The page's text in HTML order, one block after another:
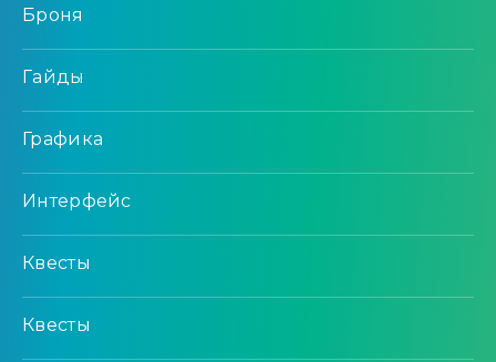
Броня
Гайды
Графика
Интерфейс
Квесты
Квесты